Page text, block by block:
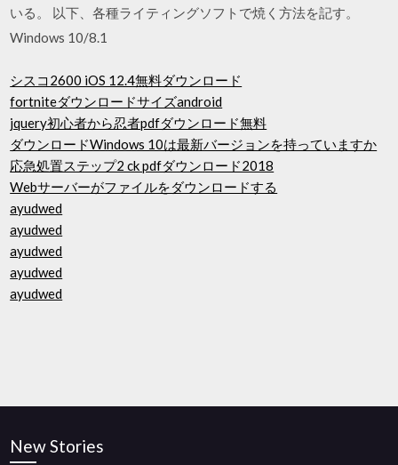
いる。 以下、各種ライティングソフトで焼く方法を記す。
Windows 10/8.1
シスコ2600 iOS 12.4無料ダウンロード
fortniteダウンロードサイズandroid
jquery初心者から忍者pdfダウンロード無料
ダウンロードWindows 10は最新バージョンを持っていますか
応急処置ステップ2 ck pdfダウンロード2018
Webサーバーがファイルをダウンロードする
ayudwed
ayudwed
ayudwed
ayudwed
ayudwed
New Stories